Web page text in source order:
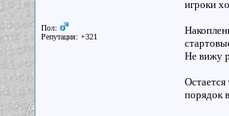
Пол:
Репутация: +321
игроки
Не вижу
порядок